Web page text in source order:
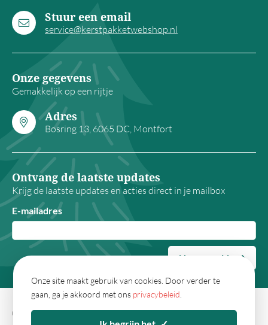
Onze site maakt gebruik van cookies. Door verder te
gaan, ga je akkoord met ons privacybeleid
Stuur een email
service@kerstpakketwebshop.nl
Onze gegevens
Gemakkelijk op een rijtje
Adres
Bosring 13, 6065 DC, Montfort
Ontvang de laatste updates
Krijg de laatste updates en acties direct in je mailbox
E-mailadres
Nu aanmelden
© 2026 - Kerstpakketwebshop.nl
Algemene